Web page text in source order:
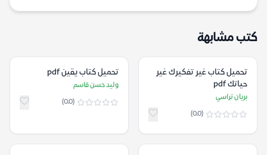
كتب مشابهة
تحميل كتاب غير تفكيرك غير
حياتك pdf
بريان تراسي
(0.0)
تحميل كتاب يقين pdf
وليد حسن قاسم
(0.0)